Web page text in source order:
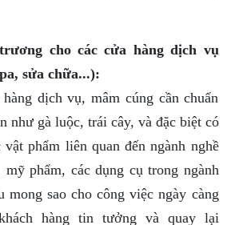
cho các cửa hàng dịch vụ
sửa chữa...):
dịch vụ, mâm cúng cần chuẩn
như gà luộc, trái cây, và đặc biệt có
vật phẩm liên quan đến ngành nghề
mỹ phẩm, các dụng cụ trong ngành
mong sao cho công việc ngày càng
hàng tin tưởng và quay lại